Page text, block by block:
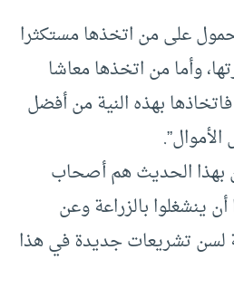
على من اتخذها مستكثرا
وأما من اتخذها معاشا
بهذه النية من أفضل
بهذا الحديث هم أصحاب
ينشغلوا بالزراعة وعن
لسن تشريعات جديدة في هذا